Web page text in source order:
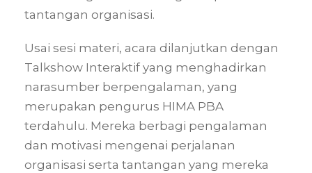
tantangan organisasi.
Usai sesi materi, acara dilanjutkan dengan
Talkshow Interaktif yang menghadirkan
narasumber berpengalaman, yang
merupakan pengurus HIMA PBA
terdahulu. Mereka berbagi pengalaman
dan motivasi mengenai perjalanan
organisasi serta tantangan yang mereka